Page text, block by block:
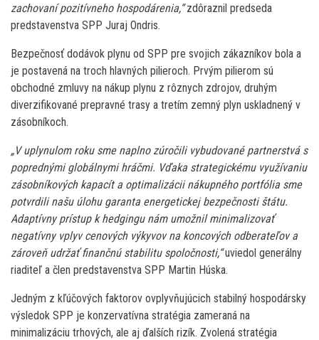
zachovaní pozitívneho hospodárenia,“zdôraznil predseda
predstavenstva SPP Juraj Ondris.
Bezpečnosť dodávok plynu od SPP pre svojich zákazníkov bola a
je postavená na troch hlavných pilieroch. Prvým pilierom sú
obchodné zmluvy na nákup plynu z rôznych zdrojov, druhým
diverzifikované prepravné trasy a tretím zemný plyn uskladnený v
zásobníkoch.
„V uplynulom roku sme naplno zúročili vybudované partnerstvá s
poprednými globálnymi hráčmi. Vďaka strategickému využívaniu
zásobníkových kapacít a optimalizácii nákupného portfólia sme
potvrdili našu úlohu garanta energetickej bezpečnosti štátu.
Adaptívny prístup k hedgingu nám umožnil minimalizovať
negatívny vplyv cenových výkyvov na koncových odberateľov a
zároveň udržať finančnú stabilitu spoločnosti,“uviedol generálny
riaditeľ a člen predstavenstva SPP Martin Húska.
Jedným z kľúčových faktorov ovplyvňujúcich stabilný hospodársky
výsledok SPP je konzervatívna stratégia zameraná na
minimalizáciu trhových, ale aj ďalších rizík. Zvolená stratégia